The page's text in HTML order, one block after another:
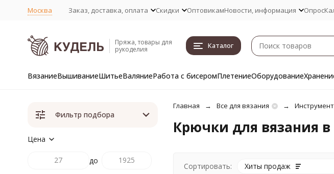
Москва Заказ, доставка, оплата Скидки ОптовикамНовости, информация Опрос
Пряжа, товары для
рукоделия
Каталог
ВязаниеВышиваниеШитьеВаляниеРабота с бисеромПлетениеОборудование
Главная Все для вязания
Крючки для вязания в
Сортировать: Хиты продаж
Фильтр подбора
Цена
до